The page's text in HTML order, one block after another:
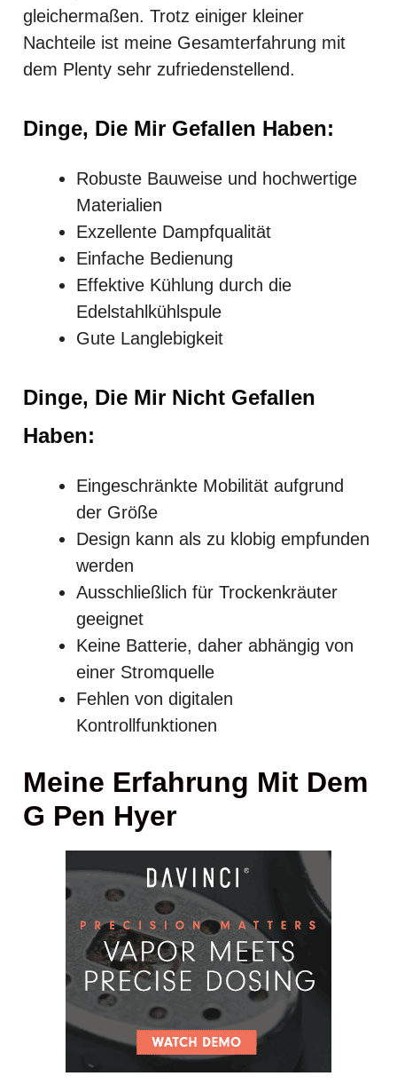
gleichermaßen. Trotz einiger kleiner
Nachteile ist meine Gesamterfahrung mit
dem Plenty sehr zufriedenstellend.
Dinge, Die Mir Gefallen Haben:
Robuste Bauweise und hochwertige
Materialien
Exzellente Dampfqualität
Einfache Bedienung
Effektive Kühlung durch die
Edelstahlkühlspule
Gute Langlebigkeit
Dinge, Die Mir Nicht Gefallen
Haben:
Eingeschränkte Mobilität aufgrund
der Größe
Design kann als zu klobig empfunden
werden
Ausschließlich für Trockenkräuter
geeignet
Keine Batterie, daher abhängig von
einer Stromquelle
Fehlen von digitalen
Kontrollfunktionen
Meine Erfahrung Mit Dem
G Pen Hyer